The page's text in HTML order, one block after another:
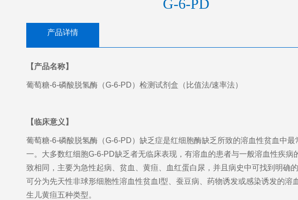
G-6-PD
产品详情
【产品名称】
葡萄糖-6-磷酸脱氢酶（G-6-PD）检测试剂盒（比值法/速率法）
【临床意义】
葡萄糖-6-磷酸脱氢酶（G-6-PD）缺乏症是红细胞酶缺乏所致的溶血性贫血中最
一。大多数红细胞G-6-PD缺乏者无临床表现，有溶血的患者与一般溶血性疾病
致相同，主要为急性起病、贫血、黄疸、血红蛋白尿，并且病史中可找到明确
可分为先天性非球形细胞性溶血性贫血I型、蚕豆病、药物诱发或感染诱发的溶
生儿黄疸五种类型。